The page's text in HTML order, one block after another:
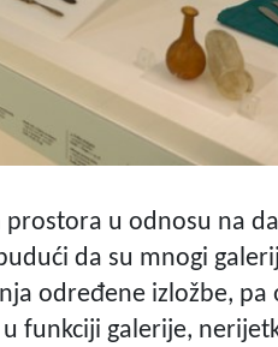
u odnosu na
da su mnogi
određene izložbe, pa
funkciji galerije,